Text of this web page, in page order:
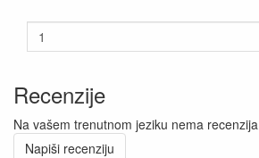
Recenzije
Na vašem trenutnom jeziku nema recenzija
Napiši recenziju